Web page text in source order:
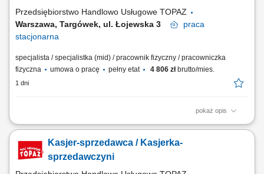
Przedsiębiorstwo Handlowo Usługowe TOPAZ
Warszawa, Targówek, ul. Łojewska 3
praca
stacjonarna
specjalista / specjalistka (mid) / pracownik fizyczny / pracowniczka
fizyczna
umowa o pracę pełny etat 4 806 złbrutto/mies.
1 dni
pokaż opis
Twoje główne zadania: zapewnienie profesjonalnej obsługi Klientów
właściwą ekspozycję produktów monitorowanie terminów przydatności
do spożycia
Kasjer-sprzedawca / Kasjerka-
sprzedawczyni